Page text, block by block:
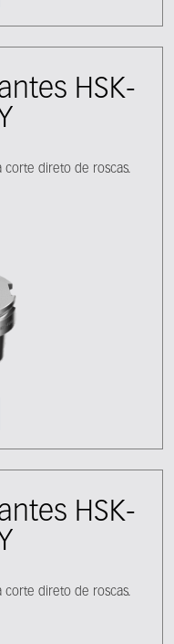
HSK-
corte direto de roscas.
HSK-
corte direto de roscas.